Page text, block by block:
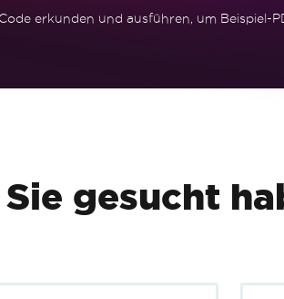
BasePath 'C:\site\assets\' is set
Code erkunden und ausführen, um Beispiel-
gesucht